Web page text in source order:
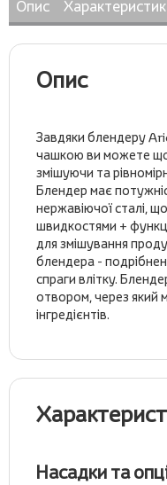
Опис
Опис
Завдяки блендеру
чашкою ви можете
змішуючи та
Блендер має
нержавіючої сталі,
швидкостями +
для змішування
блендера -
спраги влітку.
отвором, через який
інгредієнтів.
Насадки та